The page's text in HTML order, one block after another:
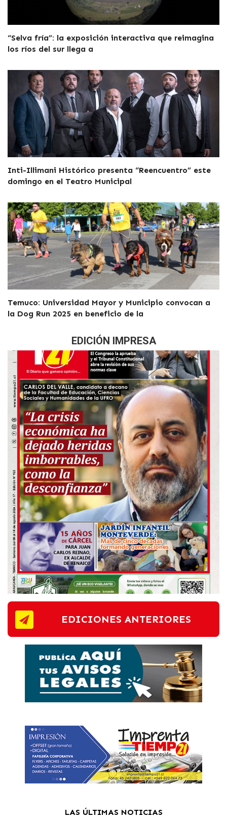
“Selva fría”: la exposición interactiva que reimagina
los ríos del sur llega a
Inti-Illimani Histórico presenta “Reencuentro” este
domingo en el Teatro Municipal
Temuco: Universidad Mayor y Municipio convocan a
la Dog Run 2025 en beneficio de la
EDICIÓN IMPRESA
EDICIONES ANTERIORES
LAS ÚLTIMAS NOTICIAS